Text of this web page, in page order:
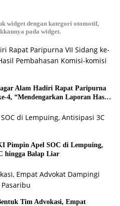
widget dengan kategori otomotif,
pada widget.
Alam Hadiri Rapat Paripurna
4, “Mendengarkan Laporan Hasil
Pimpin Apel SOC di Lempuing,
hingga Balap Liar
Tim Advokasi, Empat